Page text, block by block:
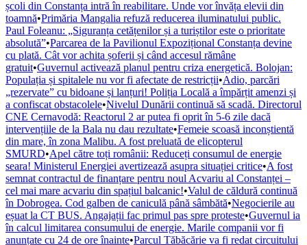
școli din Constanța intră în reabilitare. Unde vor învăța elevii din
toamnă•Primăria Mangalia refuză reducerea iluminatului public.
Paul Foleanu: „Siguranța cetățenilor și a turiștilor este o prioritate
absolută”•Parcarea de la Pavilionul Expozițional Constanța devine
cu plată. Cât vor achita șoferii și când accesul rămâne
gratuit•Guvernul activează planul pentru criza energetică. Bolojan:
Populația și spitalele nu vor fi afectate de restricții•Adio, parcări
„rezervate” cu bidoane și lanțuri! Poliția Locală a împărțit amenzi și
a confiscat obstacolele•Nivelul Dunării continuă să scadă. Directorul
CNE Cernavodă: Reactorul 2 ar putea fi oprit în 5-6 zile dacă
intervențiile de la Bala nu dau rezultate•Femeie scoasă inconștientă
din mare, în zona Malibu. A fost preluată de elicopterul
SMURD•Apel către toți românii: Reduceți consumul de energie
seara! Ministerul Energiei avertizează asupra situației critice•A fost
semnat contractul de finanțare pentru noul Acvariu al Constanței –
cel mai mare acvariu din spațiul balcanic!•Valul de căldură continuă
în Dobrogea. Cod galben de caniculă până sâmbătă•Negocierile au
eșuat la CT BUS. Angajații fac primul pas spre proteste•Guvernul ia
în calcul limitarea consumului de energie. Marile companii vor fi
anunțate cu 24 de ore înainte•Parcul Tăbăcărie va fi redat circuitului